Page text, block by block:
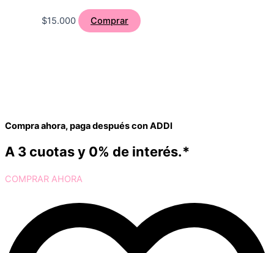
$15.000 Comprar
Compra ahora, paga después con ADDI
A 3 cuotas y 0% de interés.*
COMPRAR AHORA